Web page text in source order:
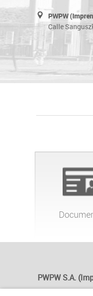
PWPW
Calle
PWPW S.A.